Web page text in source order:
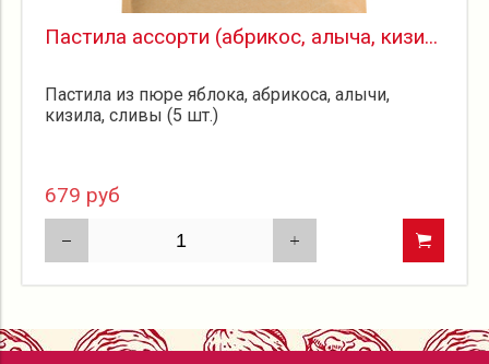
Пастила ассорти (абрикос, алыча, кизи...
Пастила из пюре яблока, абрикоса, алычи,
кизила, сливы (5 шт.)
679 руб